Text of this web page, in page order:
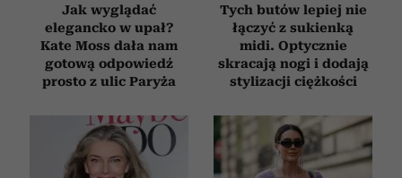
Jak wyglądać
elegancko w upał?
Kate Moss dała nam
gotową odpowiedź
prosto z ulic Paryża
Tych butów lepiej nie
łączyć z sukienką
midi. Optycznie
skracają nogi i dodają
stylizacji ciężkości